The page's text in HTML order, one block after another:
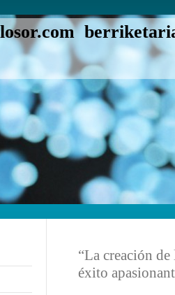
“La creación
éxito